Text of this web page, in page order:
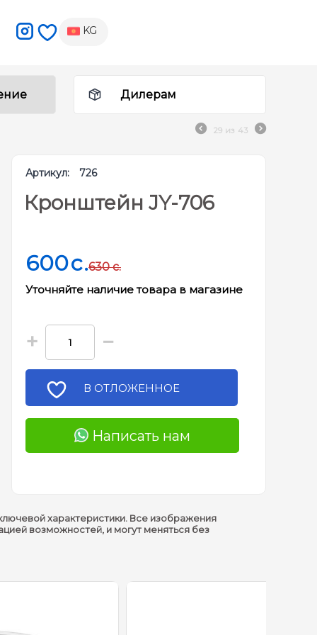
KG
Дилерам
29 из 43
Артикул: 726
Кронштейн JY-706
600c.
Уточняйте наличие товара в магазине
630 c.
+ −
В ОТЛОЖЕННОЕ
Написать нам
характеристики. Все изображения
возможностей, и могут меняться без